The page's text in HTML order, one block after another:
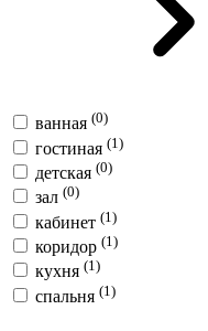
ванная (0)
гостиная (1)
детская (0)
зал (0)
кабинет (1)
коридор (1)
кухня (1)
спальня (1)